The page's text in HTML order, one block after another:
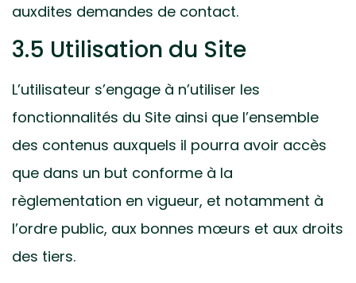
auxdites demandes de contact.
3.5 Utilisation du Site
L’utilisateur s’engage à n’utiliser les
fonctionnalités du Site ainsi que l’ensemble
des contenus auxquels il pourra avoir accès
que dans un but conforme à la
règlementation en vigueur, et notamment à
l’ordre public, aux bonnes mœurs et aux droits
des tiers.